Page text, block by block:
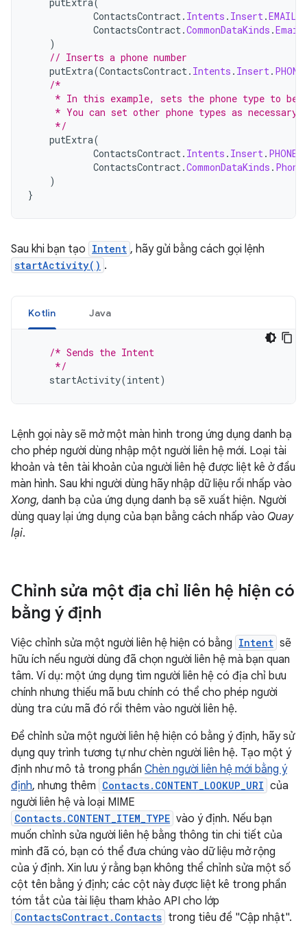
ContactsContract. Intents . Insert.
ContactsContract.CommonDataKinds .Email
)
// Inserts a phone number
putExtra(ContactsContract. Intents . Insert. PHONE
/*
* In this example, sets the phone type to be
     * You can set other phone types as necessary.
     */
putExtra(
ContactsContract. Intents . Insert.
ContactsContract.CommonDataKinds . Phone
)
}
Sau khi bạn tạo Intent , hãy gửi bằng cách gọi lệnh
startActivity() .
Kotlin Java
/* Sends the Intent
     */
startActivity(intent)
Lệnh gọi này sẽ mở một màn hình trong ứng dụng danh bạ
cho phép người dùng nhập một người liên hệ mới. Loại tài
khoản và tên tài khoản của người liên hệ được liệt kê ở đầu
màn hình. Sau khi người dùng hãy nhập dữ liệu rồi nhấp vào
Xong, danh bạ của ứng dụng danh bạ sẽ xuất hiện. Người
dùng quay lại ứng dụng của bạn bằng cách nhấp vào Quay
lại.
Chỉnh sửa một địa chỉ liên hệ hiện có
bằng ý định
Việc chỉnh sửa một người liên hệ hiện có bằng Intent sẽ
hữu ích nếu người dùng đã chọn người liên hệ mà bạn quan
tâm. Ví dụ: một ứng dụng tìm người liên hệ có địa chỉ bưu
chính nhưng thiếu mã bưu chính có thể cho phép người
dùng tra cứu mã đó rồi thêm vào người liên hệ.
Để chỉnh sửa một người liên hệ hiện có bằng ý định, hãy sử
dụng quy trình tương tự như chèn người liên hệ. Tạo một ý
định như mô tả trong phần Chèn người liên hệ mới bằng ý
định, nhưng thêm Contacts.CONTENT_LOOKUP_URI của
người liên hệ và loại MIME
Contacts.CONTENT_ITEM_TYPE vào ý định. Nếu bạn
muốn chỉnh sửa người liên hệ bằng thông tin chi tiết của
mình đã có, bạn có thể đưa chúng vào dữ liệu mở rộng
của ý định. Xin lưu ý rằng bạn không thể chỉnh sửa một số
cột tên bằng ý định; các cột này được liệt kê trong phần
tóm tắt của tài liệu tham khảo API cho lớp
ContactsContract.Contacts trong tiêu đề "Cập nhật".